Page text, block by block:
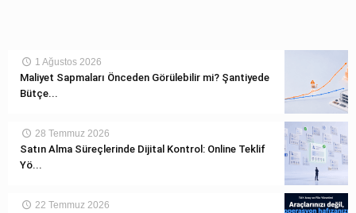
1 Ağustos 2026
Maliyet Sapmaları Önceden Görülebilir mi? Şantiyede
Bütçe...
28 Temmuz 2026
Satın Alma Süreçlerinde Dijital Kontrol: Online Teklif
Yö...
22 Temmuz 2026